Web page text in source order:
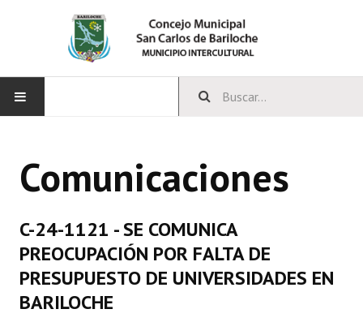
CONCEJO
Integrantes del Concejo
Comisiones Permanentes
Comisiones Especiales
Comunicaciones
C-24-1121 - SE COMUNICA
PREOCUPACIÓN POR FALTA DE
PRESUPUESTO DE UNIVERSIDADES EN
BARILOCHE